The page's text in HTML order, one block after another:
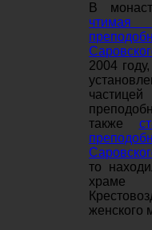
В
2004
также
то
храме
женского